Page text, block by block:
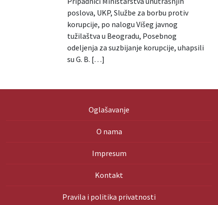
poslova, UKP, Službe za borbu protiv
korupcije, po nalogu Višeg javnog
tužilaštva u Beogradu, Posebnog
odeljenja za suzbijanje korupcije, uhapsili
su G. B. […]
Oglašavanje
O nama
Impresum
Kontakt
Pravila i politika privatnosti